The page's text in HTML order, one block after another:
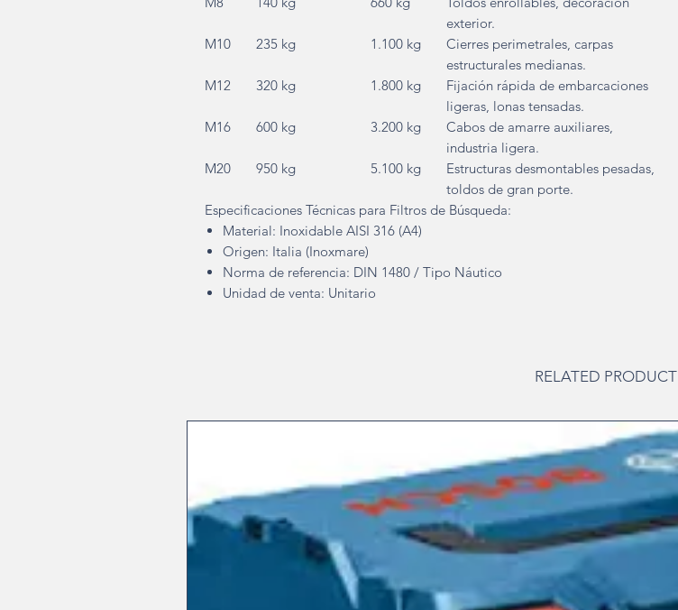
exterior.
M10
235 kg 1.100 kg
Cierres perimetrales, carpas
estructurales medianas.
M12
320 kg 1.800 kg
Fijación rápida de embarcaciones
ligeras, lonas tensadas.
M16
600 kg 3.200 kg
Cabos de amarre auxiliares,
industria ligera.
M20
950 kg 5.100 kg
Estructuras desmontables pesadas,
toldos de gran porte.
Especificaciones Técnicas para Filtros de Búsqueda:
Material: Inoxidable AISI 316 (A4)
Origen: Italia (Inoxmare)
Norma de referencia: DIN 1480 / Tipo Náutico
Unidad de venta: Unitario
RELATED PRODUCT